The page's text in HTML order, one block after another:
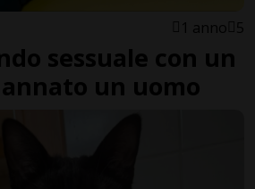
1 anno 5
sessuale con un
un uomo